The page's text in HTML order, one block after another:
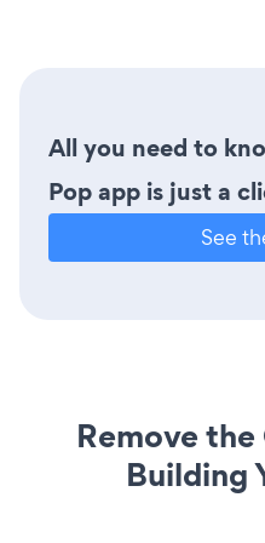
All you need to
Pop app is just a
See
Remove
Building